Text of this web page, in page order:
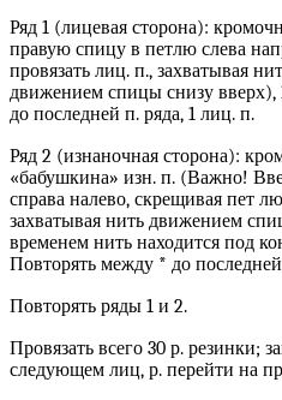
Ряд 1 (лицевая сторона):
правую спицу в петлю слева
провязать лиц. п., захватывая
движением спицы снизу вверх),
до последней п. ряда, 1 лиц. п.
Ряд 2 (изнаночная сторона):
«бабушкина» изн. п. (Важно!
справа налево, скрещивая пет
захватывая нить движением
временем нить находится под
Повторять между * до последней
Повторять ряды 1 и 2.
Провязать всего 30 р. резинки;
следующем лиц, р. перейти на